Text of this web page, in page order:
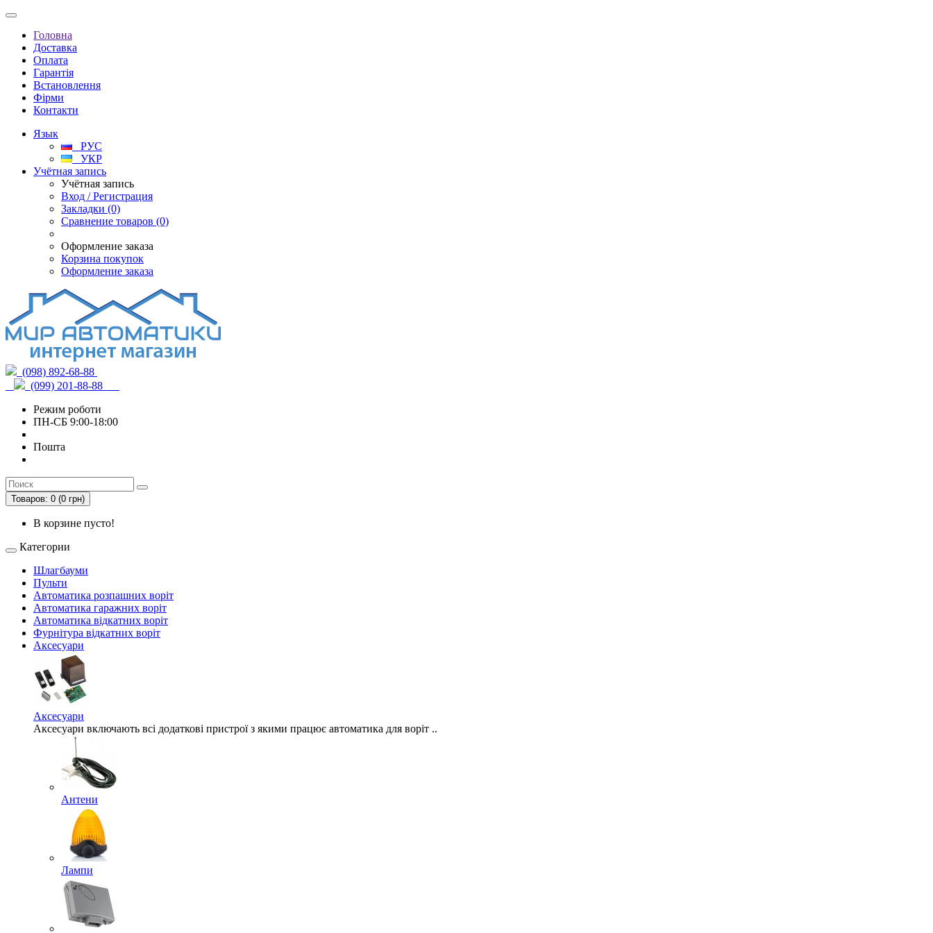
Головна
Доставка
Оплата
Гарантія
Встановлення
Фірми
Контакти
Язык
РУС
УКР
Учётная запись
Учётная запись
Вход / Регистрация
Закладки (0)
Сравнение товаров (0)
Оформление заказа
Корзина покупок
Оформление заказа
(098) 892-68-88
(099) 201-88-88
Режим роботи
ПН-СБ 9:00-18:00
Пошта
Товаров: 0 (0 грн)
В корзине пусто!
Категории
Шлагбауми
Пульти
Автоматика розпашних воріт
Автоматика гаражних воріт
Автоматика відкатних воріт
Фурнітура відкатних воріт
Аксесуари
Аксесуари
Аксесуари включають всі додаткові пристрої з якими працює автоматика для воріт ..
Антени
Лампи